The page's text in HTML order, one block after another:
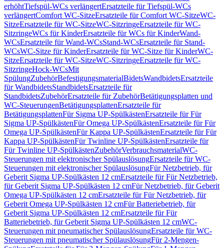
erhöhtTiefspül-WCs verlängertErsatzteile für Tiefspül-WCs
verlängertComfort WC-SitzeErsatzteile für Comfort WC-SitzeWC-
SitzeErsatzteile für WC-SitzeWC-SitzringeErsatzteile für WC-
SitzringeWCs für KinderErsatzteile für WCs für KinderWand-
WCsErsatzteile für Wand-WCsStand-WCsErsatzteile für Stand-
WCsWC-Sitze für KinderErsatzteile für WC-Sitze für KinderWC-
SitzeErsatzteile für WC-SitzeWC-SitzringeErsatzteile für WC-
SitzringeHock-WCsMit
SpülungZubehörBefestigungsmaterialBidetsWandbidetsErsatzteile
für WandbidetsStandbidetsErsatzteile für
StandbidetsZubehörErsatzteile für ZubehörBetätigungsplatten und
WC-SteuerungenBetätigungsplattenErsatzteile für
BetätigungsplattenFür Sigma UP-SpülkästenErsatzteile für Für
Sigma UP-SpülkästenFür Omega UP-SpülkästenErsatzteile für Für
Omega UP-SpülkästenFür Kappa UP-SpülkästenErsatzteile für Für
Kappa UP-SpülkästenFür Twinline UP-SpülkästenErsatzteile für
Für Twinline UP-SpülkästenZubehörVerbrauchsmaterialWC-
Steuerungen mit elektronischer SpülauslösungErsatzteile für WC-
Steuerungen mit elektronischer SpülauslösungFür Netzbetrieb, für
Geberit Sigma UP-Spülkästen 12 cmErsatzteile für Für Netzbetrieb,
für Geberit Sigma UP-Spülkästen 12 cmFür Netzbetrieb, für Geberit
Omega UP-Spülkästen 12 cmErsatzteile für Für Netzbetrieb, für
Geberit Omega UP-Spülkästen 12 cmFür Batteriebetrieb, für
Geberit Sigma UP-Spülkästen 12 cmErsatzteile für Für
Batteriebetrieb, für Geberit Sigma UP-Spülkästen 12 cmWC-
Steuerungen mit pneumatischer SpülauslösungErsatzteile für WC-
Steuerungen mit pneumatischer SpülauslösungFür 2-Mengen-